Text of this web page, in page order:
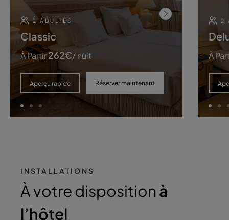
2 ADULTES
Classic
À Partir262€/ nuit
Aperçu rapide Réserver maintenant
2
À
INSTALLATIONS
À votre dispositionà
l’hôtel